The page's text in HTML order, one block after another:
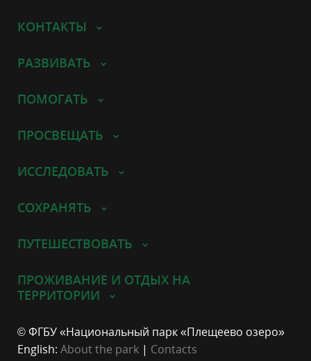
КОНТАКТЫ
РАЗВИВАТЬ
ПОМОГАТЬ
ПРОСВЕЩАТЬ
ИССЛЕДОВАТЬ
СОХРАНЯТЬ
ПУТЕШЕСТВОВАТЬ
ПРОЖИВАНИЕ И ОТДЫХ НА
ТЕРРИТОРИИ
© ФГБУ «Национальный парк «Плещеево озеро»
English: About the park | Contacts